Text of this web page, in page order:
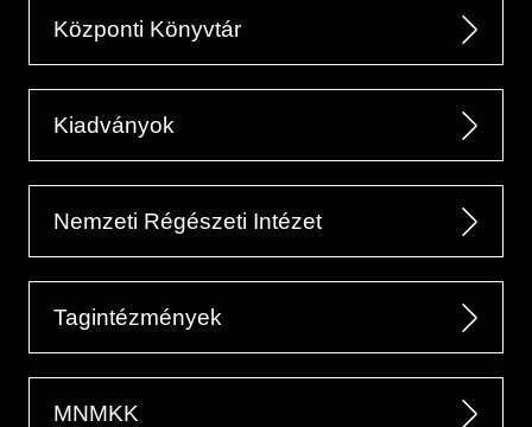
Központi Könyvtár
Kiadványok
Nemzeti Régészeti Intézet
Tagintézmények
MNMKK